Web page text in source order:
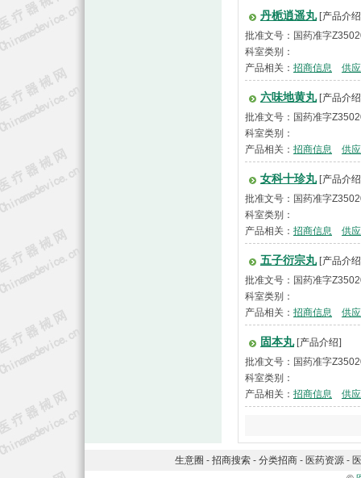
丹栀逍遥丸 [产品介
批准文号：国药准字
科室类别：
产品相关： 招商信息 供
六味地黄丸 [产品介
批准文号：国药准字
科室类别：
产品相关： 招商信息 供
女科十珍丸 [产品介
批准文号：国药准字
科室类别：
产品相关： 招商信息 供
五子衍宗丸 [产品介
批准文号：国药准字
科室类别：
产品相关： 招商信息 供
固本丸 [产品介绍]
批准文号：国药准字
科室类别：
产品相关： 招商信息 供
生意圈 - 招商搜索 - 分类招商 - 医药资源 -